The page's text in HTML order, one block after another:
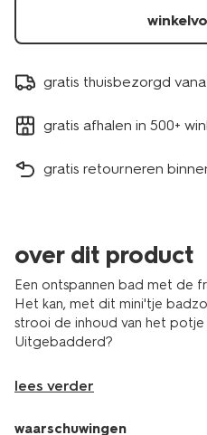
gratis thuisbezorgd
gratis afhalen in 500+
gratis retourneren
over dit product
Een ontspannen bad met de
Het kan, met dit mini'tje
strooi de inhoud van het
Uitgebadderd?
lees verder
waarschuwingen